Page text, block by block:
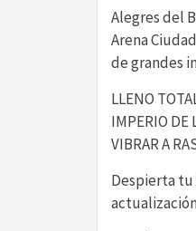
Alegres del
Arena
de grandes
LLENO
IMPERIO DE
VIBRAR A
Despierta tu